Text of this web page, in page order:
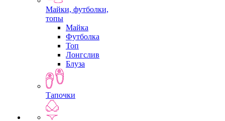
Майки, футболки,
топы
Майка
Футболка
Топ
Лонгслив
Блуза
Тапочки